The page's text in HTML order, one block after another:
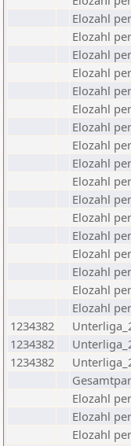
Elozahl
Elozahl
Elozahl
Elozahl
Elozahl
Elozahl
Elozahl
Elozahl
Elozahl
Elozahl
Elozahl
Elozahl
Elozahl
Elozahl
Elozahl
Elozahl
Elozahl
1234382
1234382
1234382
Elozahl
Elozahl
Elozahl